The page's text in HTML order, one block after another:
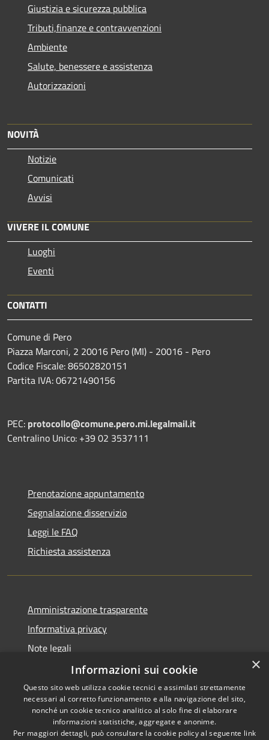
Giustizia e sicurezza pubblica
Tributi,finanze e contravvenzioni
Ambiente
Salute, benessere e assistenza
Autorizzazioni
NOVITÀ
Notizie
Comunicati
Avvisi
VIVERE IL COMUNE
Luoghi
Eventi
CONTATTI
Comune di Pero
Piazza Marconi, 2 20016 Pero (MI) - 20016 - Pero
Codice Fiscale: 86502820151
Partita IVA: 06721490156
PEC: protocollo@comune.pero.mi.legalmail.it
Centralino Unico: +39 02 3537111
Prenotazione appuntamento
Segnalazione disservizio
Leggi le FAQ
Richiesta assistenza
Amministrazione trasparente
Informativa privacy
Note legali
Dichiarazione di accessibilità
RSS
Copyright © 2026 • Comune di
×
Informazioni sui cookie
Questo sito web utilizza cookie tecnici e assimilati strettamente
necessari al corretto funzionamento e alla navigazione del sito,
nonché un cookie tecnico analitico al solo fine di elaborare
informazioni statistiche, aggregate e anonime.
Per maggiori dettagli, può consultare la cookie policy al seguente link